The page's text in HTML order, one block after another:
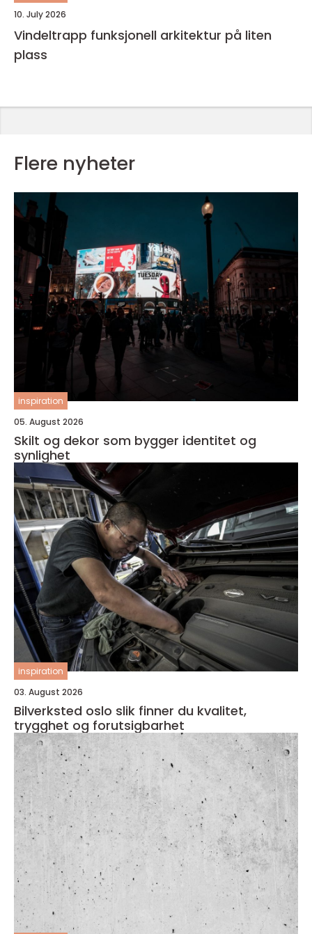
10. July 2026
Vindeltrapp funksjonell arkitektur på liten
plass
Flere nyheter
inspiration
05. August 2026
Skilt og dekor som bygger identitet og
synlighet
inspiration
03. August 2026
Bilverksted oslo slik finner du kvalitet,
trygghet og forutsigbarhet